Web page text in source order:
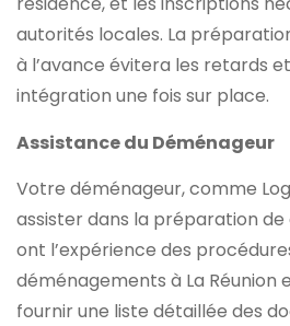
autorités locales. La
à l’avance évitera les retards
intégration une fois sur place.
Assistance du Déménageur
Votre déménageur, comme
assister dans la préparation de
ont l’expérience des
déménagements à La Réunion
fournir une liste détaillée des